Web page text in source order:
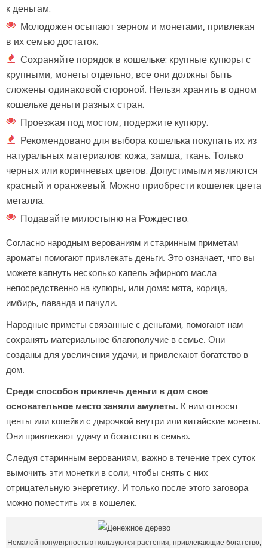
к деньгам.
Молодожен осыпают зерном и монетами, привлекая
в их семью достаток.
Сохраняйте порядок в кошельке: крупные купюры с
крупными, монеты отдельно, все они должны быть
сложены одинаковой стороной. Нельзя хранить в одном
кошельке деньги разных стран.
Проезжая под мостом, подержите купюру.
Рекомендовано для выбора кошелька покупать их из
натуральных материалов: кожа, замша, ткань. Только
черных или коричневых цветов. Допустимыми являются
красный и оранжевый. Можно приобрести кошелек цвета
металла.
Подавайте милостыню на Рождество.
Согласно народным верованиям и старинным приметам
ароматы помогают привлекать деньги. Это означает, что вы
можете капнуть несколько капель эфирного масла
непосредственно на купюры, или дома: мята, корица,
имбирь, лаванда и пачули.
Народные приметы связанные с деньгами, помогают нам
сохранять материальное благополучие в семье. Они
созданы для увеличения удачи, и привлекают богатство в
дом.
Среди способов привлечь деньги в дом свое
основательное место заняли амулеты. К ним относят
центы или копейки с дырочкой внутри или китайские монеты.
Они привлекают удачу и богатство в семью.
Следуя старинным верованиям, важно в течение трех суток
вымочить эти монетки в соли, чтобы снять с них
отрицательную энергетику. И только после этого заговора
можно поместить их в кошелек.
Немалой популярностью пользуются растения, привлекающие богатство,